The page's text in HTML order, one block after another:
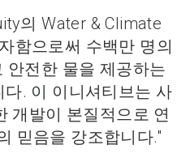
의 Water & Climate
함으로써 수백만 명의
안전한 물을 제공하는
. 이 이니셔티브는 사
개발이 본질적으로 연
믿음을 강조합니다."